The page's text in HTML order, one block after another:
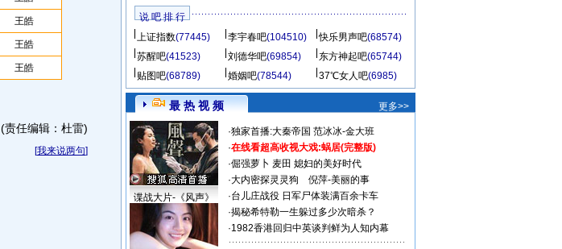
王皓
王皓
王皓
(责任编辑：杜雷)
[我来说两句]
说 吧 排 行
上证指数(77445) 李宇春吧(104510) 快乐男声吧(68574)
苏醒吧(41523) 刘德华吧(69854) 东方神起吧(65744)
贴图吧(68789) 婚姻吧(78544) 37℃女人吧(6985)
最 热 视 频 更多>>
谍战大片-《风声》
·独家首播:大秦帝国 范冰冰-金大班
·在线看超高收视大戏:蜗居(完整版)
·倔强萝卜 麦田 媳妇的美好时代
·大内密探灵灵狗
倪萍-美丽的事
·台儿庄战役 日军尸体装满百余卡车
·揭秘希特勒一生躲过多少次暗杀？
·1982香港回归中英谈判鲜为人知内幕